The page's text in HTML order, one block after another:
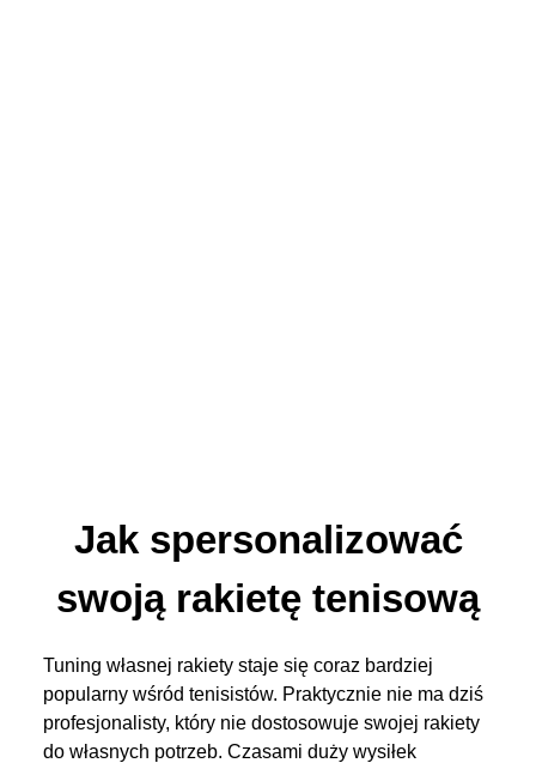
Jak spersonalizować
swoją rakietę tenisową
Tuning własnej rakiety staje się coraz bardziej
popularny wśród tenisistów. Praktycznie nie ma dziś
profesjonalisty, który nie dostosowuje swojej rakiety
do własnych potrzeb. Czasami duży wysiłek